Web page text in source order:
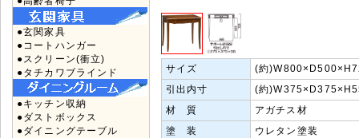
●玄関家具
●コートハンガー
●スクリーン(衝立)
●タチカワブラインド
●キッチン収納
●ダストボックス
●ダイニングテーブル
サイズ
(約
引出内寸
(約
材 質
アガチス材
塗 装
ウレタン塗装